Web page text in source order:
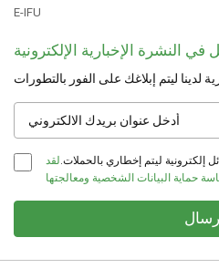
E-IFU
في النشرة الإخبارية الإلكترونية
لدينا ليتم إبلاغك على الفور بالتطورات
ليتم إخطاري بالحملات. لقد
إرسال